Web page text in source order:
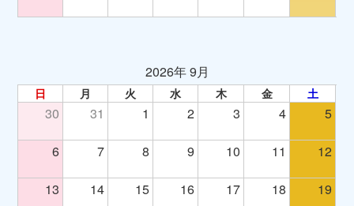
2026年 9月
日 月 火 水 木 金 土
30 31 1 2 3 4 5
6 7 8 9 10 11 12
13 14 15 16 17 18 19